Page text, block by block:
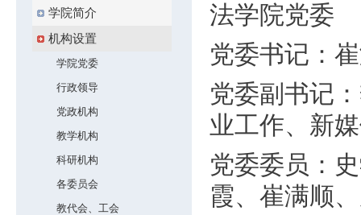
学院简介
机构设置
学院党委
行政领导
党政机构
教学机构
科研机构
各委员会
教代会、工会
法学院党委
党委书记：
党委副书记
业工作、新
党委委员：
霞、崔满顺